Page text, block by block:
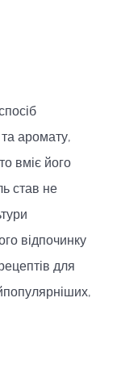
та аромату,
вміє його
став не
відпочинку
для